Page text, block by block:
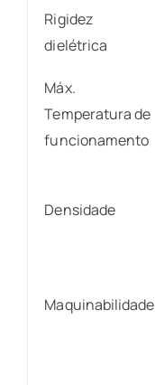
Rigidez
dielétrica
Máx.
Temperatura de
funcionamento
Densidade
Maquinabilidade